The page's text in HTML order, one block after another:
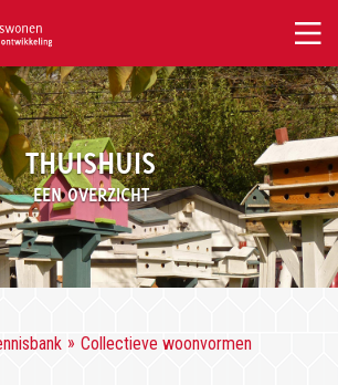
THUISHUIS
EEN OVERZICHT
Collectieve woonvormen